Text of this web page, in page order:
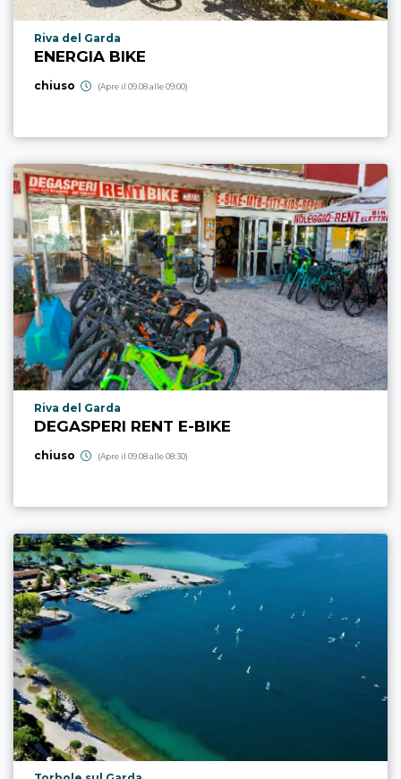
Località punto di interesse
Riva del Garda
ENERGIA BIKE
chiuso (Apre il 09.08 alle 09:00)
Località punto di interesse
Riva del Garda
DEGASPERI RENT E-BIKE
chiuso (Apre il 09.08 alle 08:30)